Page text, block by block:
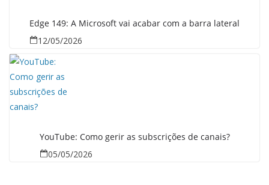
Edge 149: A Microsoft vai acabar com a barra lateral
12/05/2026
YouTube: Como gerir as subscrições de canais?
05/05/2026